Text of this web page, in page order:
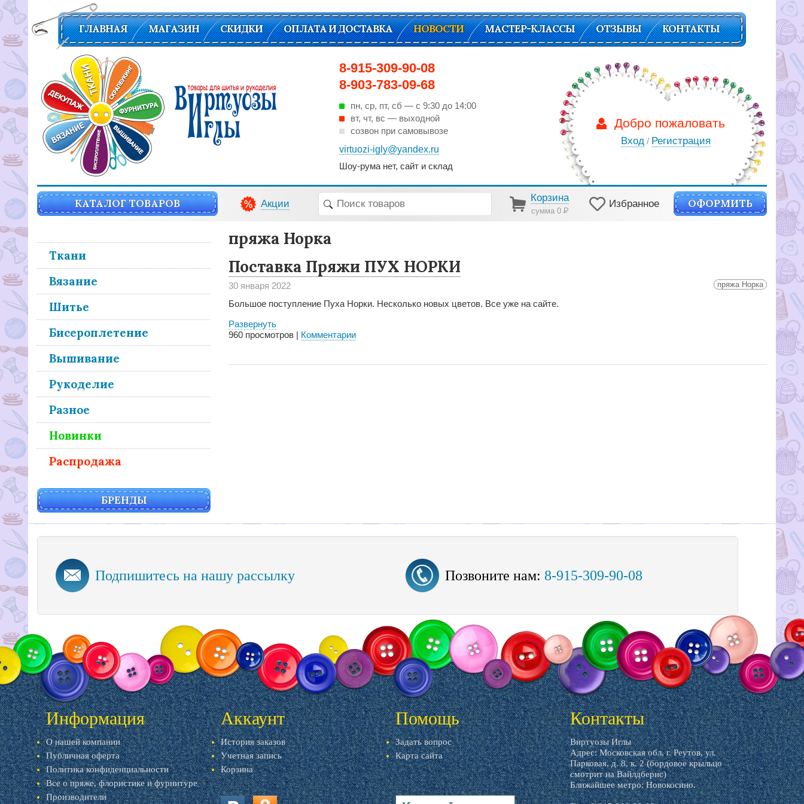
8-915-309-90-08
8-903-783-09-68
пн, ср, пт, cб — с 9:30 до 14:00
вт, чт, вс — выходной
созвон при самовывозе
virtuozi-igly@yandex.ru
Шоу-рума нет, сайт и склад
ГЛАВНАЯ МАГАЗИН СКИДКИ ОПЛАТА И ДОСТАВКА НОВОСТИ МАСТЕР-КЛАССЫ ОТЗЫВЫ КОНТАКТЫ
Добро пожаловать
Вход / Регистрация
КАТАЛОГ ТОВАРОВ Акции
Корзина
сумма 0Р
Избранное ОФОРМИТЬ
Ткани
Вязание
Шитье
Бисероплетение
Вышивание
Рукоделие
Разное
Новинки
Распродажа
БРЕНДЫ
пряжа Норка
Поставка Пряжи ПУХ НОРКИ
30 января 2022 пряжа Норка
Большое поступление Пуха Норки. Несколько новых цветов. Все уже на сайте.
Развернуть
960 просмотров | Комментарии
Подпишитесь на нашу рассылку Позвоните нам: 8-915-309-90-08
Информация
О нашей компании
Публичная оферта
Политика конфиденциальности
Все о пряже, флористике и фурнитуре
Производители
Аккаунт
История заказов
Учетная запись
Корзина
Помощь
Задать вопрос
Карта сайта
Контакты
Виртуозы Иглы
Адрес: Московская обл, г. Реутов, ул.
Парковая, д. 8, к. 2 (бордовое крыльцо
смотрит на Вайлдберис)
Ближайшее метро: Новокосино.